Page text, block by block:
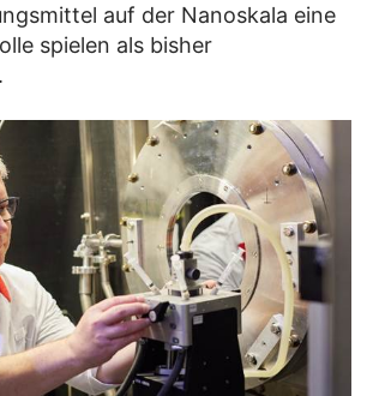
auf der Nanoskala eine
spielen als bisher